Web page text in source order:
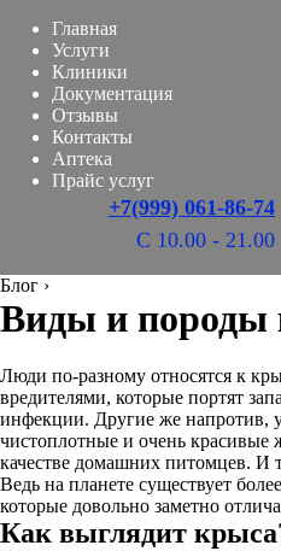
Главная
Услуги
Клиники
Документация
Отзывы
Контакты
Аптека
Прайс услуг
+7(999) 061-86-74
С 10.00 - 21.00
Блог ›
Виды и породы
Люди по-разному относятся к
вредителями, которые портят
инфекции. Другие же напротив,
чистоплотные и очень красивые
качестве домашних питомцев. И
Ведь на планете существует
которые довольно заметно
Как выглядит